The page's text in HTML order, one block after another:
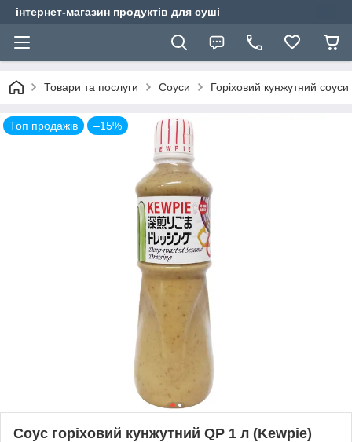
інтернет-магазин продуктів для суші
Товари та послуги Соуси Горіховий кунжутний соуси
Топ продажів –15%
Соус горіховий кунжутний QP 1 л (Kewpie)